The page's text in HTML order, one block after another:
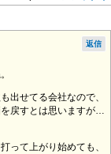
出せてる会社なので、
戻すとは思いますが…
って上がり始めても、
返信